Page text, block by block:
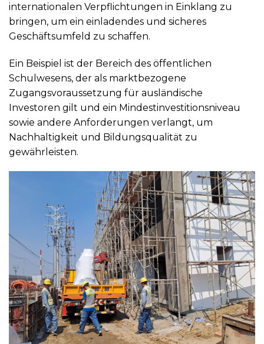
internationalen Verpflichtungen in Einklang zu
bringen, um ein einladendes und sicheres
Geschäftsumfeld zu schaffen.
Ein Beispiel ist der Bereich des öffentlichen
Schulwesens, der als marktbezogene
Zugangsvoraussetzung für ausländische
Investoren gilt und ein Mindestinvestitionsniveau
sowie andere Anforderungen verlangt, um
Nachhaltigkeit und Bildungsqualität zu
gewährleisten.